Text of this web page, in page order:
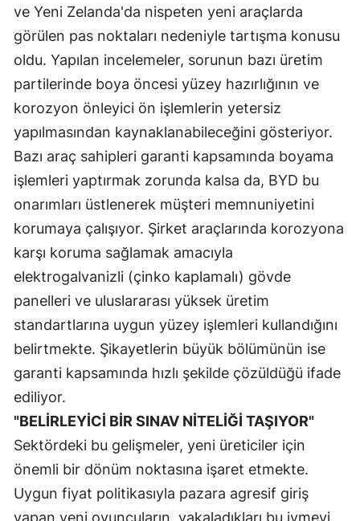
ve Yeni Zelanda'da nispeten yeni araçlarda
görülen pas noktaları nedeniyle tartışma konusu
oldu. Yapılan incelemeler, sorunun bazı üretim
partilerinde boya öncesi yüzey hazırlığının ve
korozyon önleyici ön işlemlerin yetersiz
yapılmasından kaynaklanabileceğini gösteriyor.
Bazı araç sahipleri garanti kapsamında boyama
işlemleri yaptırmak zorunda kalsa da, BYD bu
onarımları üstlenerek müşteri memnuniyetini
korumaya çalışıyor. Şirket araçlarında korozyona
karşı koruma sağlamak amacıyla
elektrogalvanizli (çinko kaplamalı) gövde
panelleri ve uluslararası yüksek üretim
standartlarına uygun yüzey işlemleri kullandığını
belirtmekte. Şikayetlerin büyük bölümünün ise
garanti kapsamında hızlı şekilde çözüldüğü ifade
ediliyor.
"BELİRLEYİCİ BİR SINAV NİTELİĞİ TAŞIYOR"
Sektördeki bu gelişmeler, yeni üreticiler için
önemli bir dönüm noktasına işaret etmekte.
Uygun fiyat politikasıyla pazara agresif giriş
yapan yeni oyuncuların, yakaladıkları bu ivmeyi